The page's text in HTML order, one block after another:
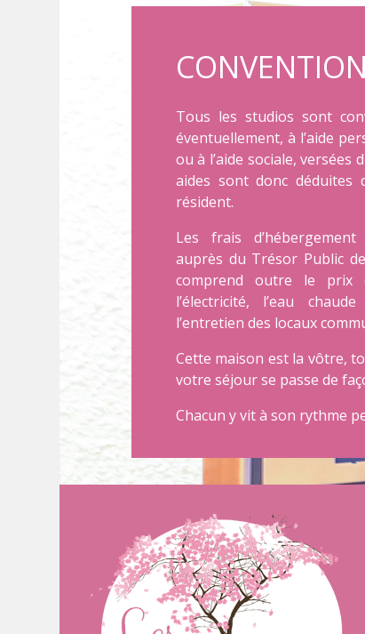
CONVENTION
Tous les studios sont
éventuellement, à l’aide
ou à l’aide sociale, versées
aides sont donc
résident.
Les frais
auprès du Trésor Public
comprend outre le prix
l’électricité, l’eau
l’entretien des locaux
Cette maison est la vôtre,
votre séjour se passe de
Chacun y vit à son rythme